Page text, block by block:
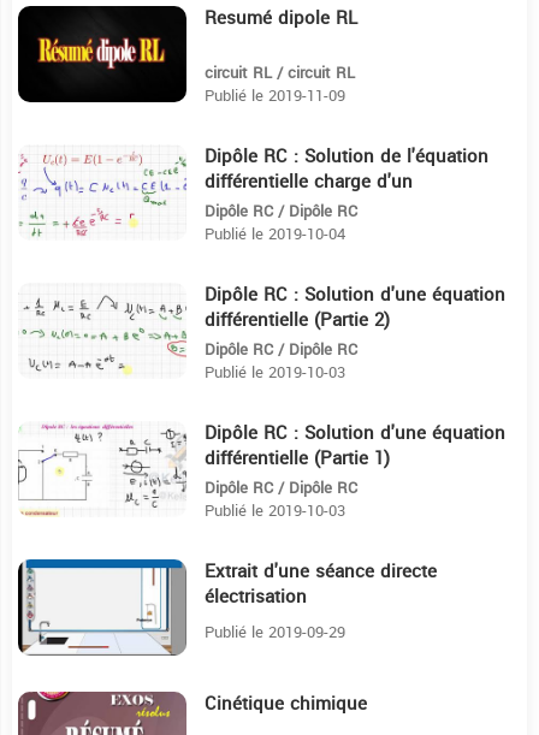
Resumé dipole RL
circuit RL / circuit RL
Publié le 2019-11-09
12:55 Dipôle RC : Solution de l'équation
différentielle charge d'un
condensateur (Partie 3)
Dipôle RC / Dipôle RC
Publié le 2019-10-04
15:17 Dipôle RC : Solution d'une équation
différentielle (Partie 2)
Dipôle RC / Dipôle RC
Publié le 2019-10-03
39:18 Dipôle RC : Solution d'une équation
différentielle (Partie 1)
Dipôle RC / Dipôle RC
Publié le 2019-10-03
4:41 Extrait d'une séance directe
électrisation
Publié le 2019-09-29
9:15 Cinétique chimique